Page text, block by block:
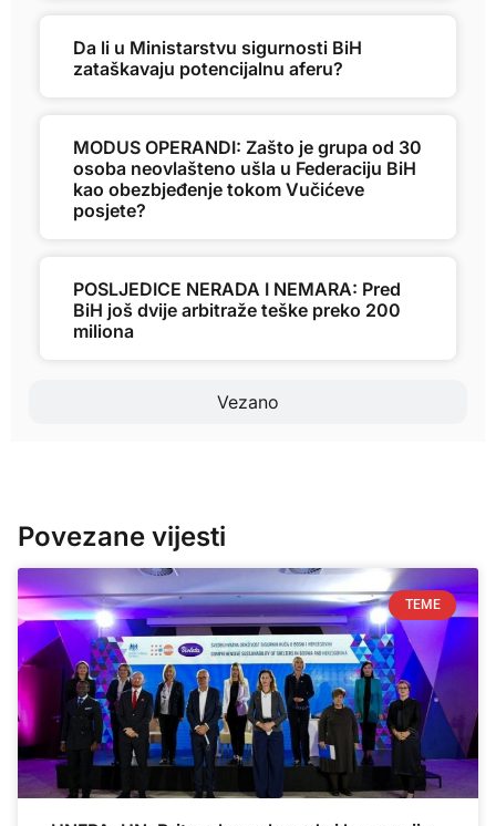
Vezano
Da li u Ministarstvu sigurnosti BiH
zataškavaju potencijalnu aferu?
MODUS OPERANDI: Zašto je grupa od 30
osoba neovlašteno ušla u Federaciju BiH
kao obezbjeđenje tokom Vučićeve
posjete?
POSLJEDICE NERADA I NEMARA: Pred
BiH još dvije arbitraže teške preko 200
miliona
Povezane vijesti
TEME